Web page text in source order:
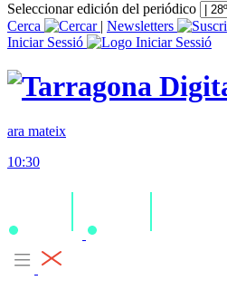
Seleccionar edición del periódico
Cerca
| Newsletters
Iniciar Sessió
ara mateix
10:30